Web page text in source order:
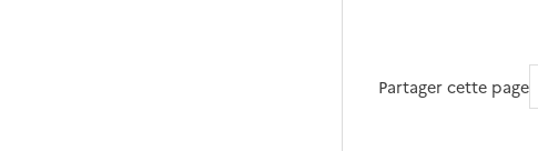
Partager cette page